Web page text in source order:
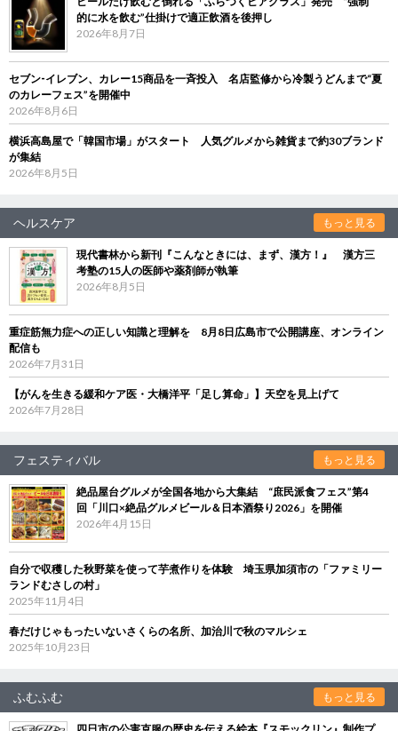
的に水を飲む”仕掛けで適正飲酒を後押し
2026年8月7日
セブン‐イレブン、カレー15商品を一斉投入 名店監修から冷製うどんまで“夏
のカレーフェス”を開催中
2026年8月6日
横浜高島屋で「韓国市場」がスタート 人気グルメから雑貨まで約30ブランド
が集結
2026年8月5日
ヘルスケア もっと見る
現代書林から新刊『こんなときには、まず、漢方！』 漢方三
考塾の15人の医師や薬剤師が執筆
2026年8月5日
重症筋無力症への正しい知識と理解を 8月8日広島市で公開講座、オンライン
配信も
2026年7月31日
【がんを生きる緩和ケア医・大橋洋平「足し算命」】天空を見上げて
2026年7月28日
フェスティバル もっと見る
絶品屋台グルメが全国各地から大集結 “庶民派食フェス”第4
回「川口×絶品グルメビール＆日本酒祭り2026」を開催
2026年4月15日
自分で収穫した秋野菜を使って芋煮作りを体験 埼玉県加須市の「ファミリー
ランドむさしの村」
2025年11月4日
春だけじゃもったいないさくらの名所、加治川で秋のマルシェ
2025年10月23日
ふむふむ もっと見る